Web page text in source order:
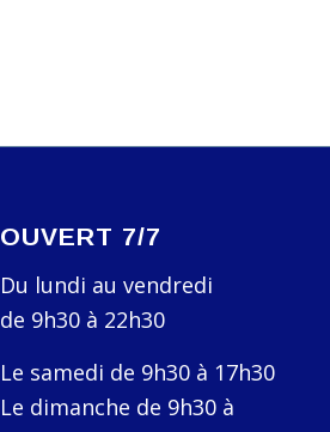
OUVERT 7/7
Du lundi au vendredi
de 9h30 à 22h30
Le samedi de 9h30 à 17h30
Le dimanche de 9h30 à